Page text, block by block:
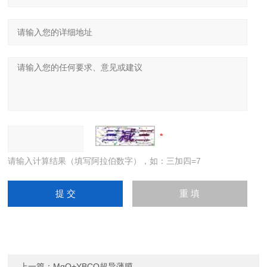
请输入计算结果（填写阿拉伯数字），如：三加四=7